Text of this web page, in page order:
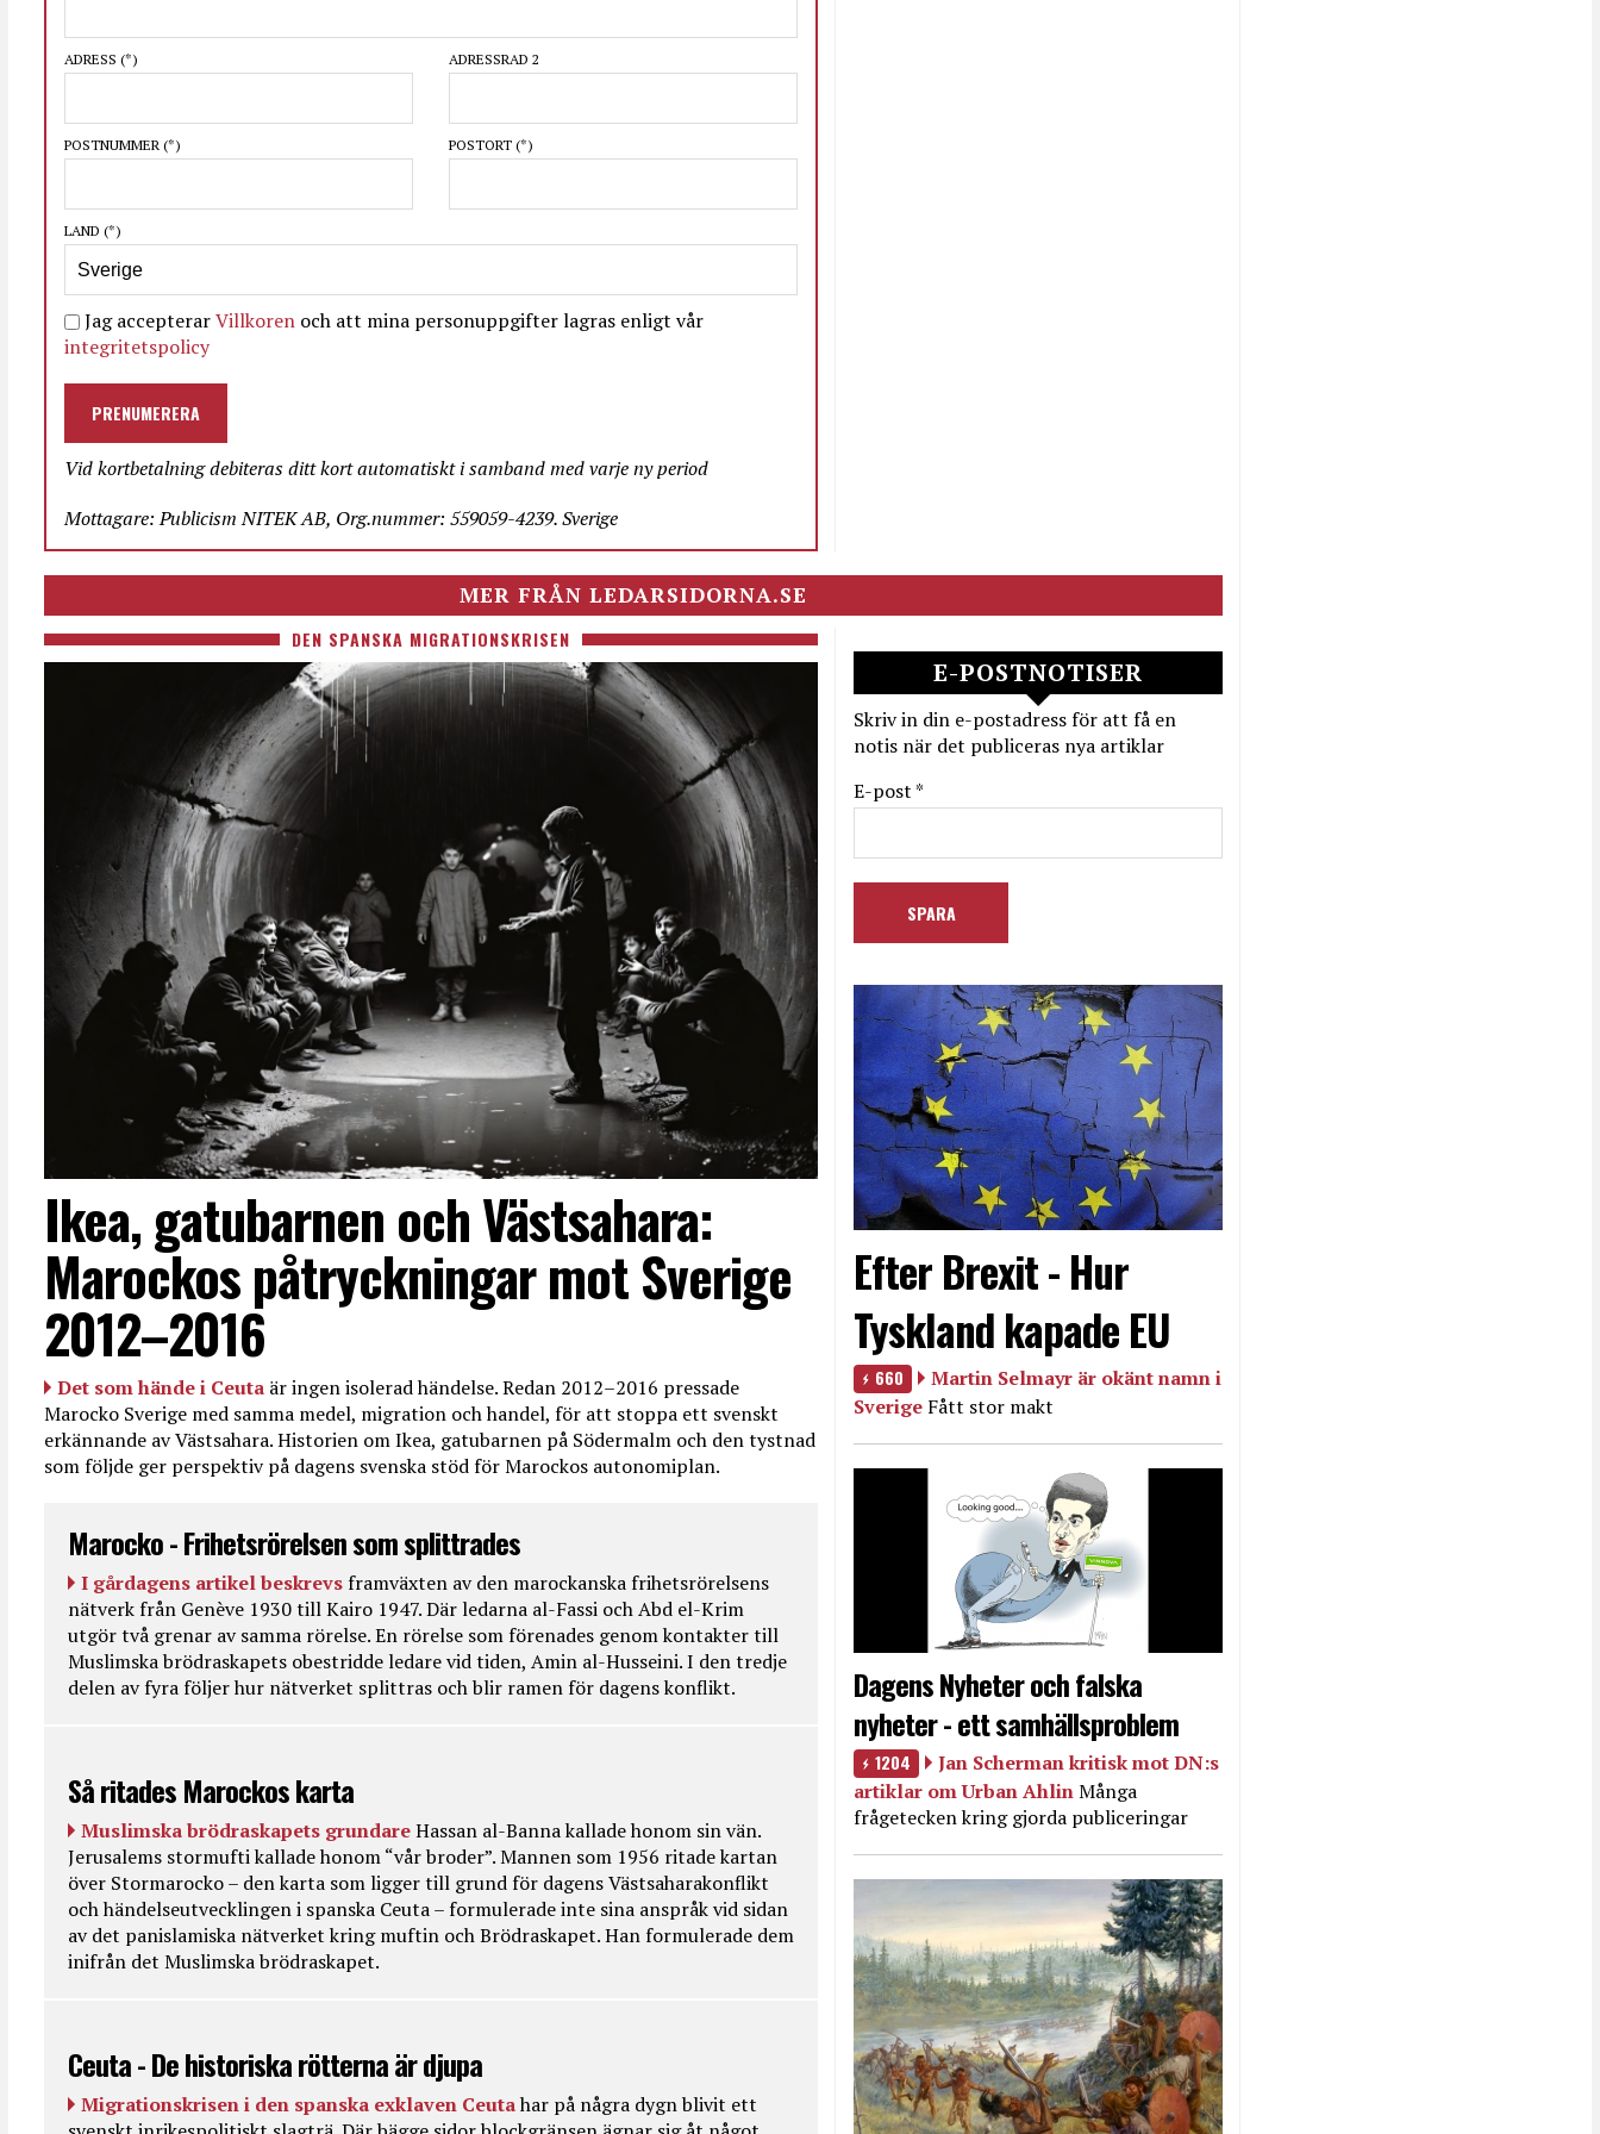
ADRESS (*) ADRESSRAD 2
POSTNUMMER (*) POSTORT (*)
LAND (*)
Jag accepterarVillkoren och att mina personuppgifter lagras enligt vår
integritetspolicy
PRENUMERERA
Vid kortbetalning debiteras ditt kort automatiskt i samband med varje ny period
Mottagare: Publicism NITEK AB, Org.nummer: 559059-4239. Sverige
MER FRÅN LEDARSIDORNA.SE
DEN SPANSKA MIGRATIONSKRISEN
Ikea, gatubarnen och Västsahara:
Marockos påtryckningar mot Sverige
2012–2016
Det som hände i Ceuta är ingen isolerad händelse. Redan 2012–2016 pressade
Marocko Sverige med samma medel, migration och handel, för att stoppa ett svenskt
erkännande av Västsahara. Historien om Ikea, gatubarnen på Södermalm och den tystnad
som följde ger perspektiv på dagens svenska stöd för Marockos autonomiplan.
Marocko - Frihetsrörelsen som splittrades
I gårdagens artikel beskrevs framväxten av den marockanska frihetsrörelsens
nätverk från Genève 1930 till Kairo 1947. Där ledarna al-Fassi och Abd el-Krim
utgör två grenar av samma rörelse. En rörelse som förenades genom kontakter till
Muslimska brödraskapets obestridde ledare vid tiden, Amin al-Husseini. I den tredje
delen av fyra följer hur nätverket splittras och blir ramen för dagens konflikt.
Så ritades Marockos karta
Muslimska brödraskapets grundareHassan al-Banna kallade honom sin vän.
Jerusalems stormufti kallade honom “vår broder”. Mannen som 1956 ritade kartan
över Stormarocko – den karta som ligger till grund för dagens Västsaharakonflikt
och händelseutvecklingen i spanska Ceuta – formulerade inte sina anspråk vid sidan
av det panislamiska nätverket kring muftin och Brödraskapet. Han formulerade dem
inifrån det Muslimska brödraskapet.
Ceuta - De historiska rötterna är djupa
Migrationskrisen i den spanska exklaven Ceutahar på några dygn blivit ett
E-POSTNOTISER
Skriv in din e-postadress för att få en
notis när det publiceras nya artiklar
E-post *
Efter Brexit - Hur
Tyskland kapade EU
660
Martin Selmayr är okänt namn i
Sverige Fått stor makt
Dagens Nyheter och falska
nyheter - ett samhällsproblem
1204
Jan Scherman kritisk mot DN:s
artiklar om Urban AhlinMånga
frågetecken kring gjorda publiceringar